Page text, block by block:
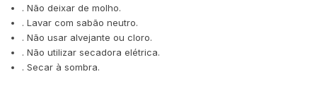
. Não deixar de molho.
. Lavar com sabão neutro.
. Não usar alvejante ou cloro.
. Não utilizar secadora elétrica.
. Secar à sombra.